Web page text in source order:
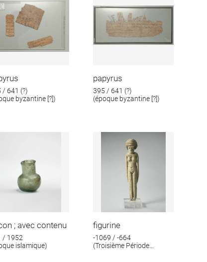
/ 641 (?)
byzantine [?])
papyrus
395 / 641 (?)
(époque byzantine [?])
; avec contenu
/ 1952
islamique)
figurine
-1069 / -664
(Troisième Période